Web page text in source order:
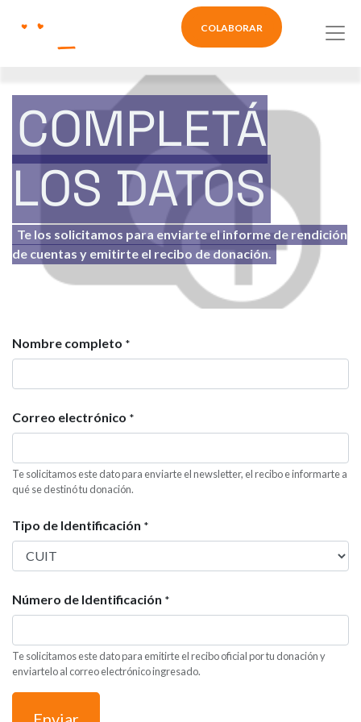
COLABORAR
COMPLETÁ
LOS DATOS
Te los solicitamos para enviarte el informe de rendición
de cuentas y emitirte el recibo de donación.
Nombre completo *
Correo electrónico *
Te solicitamos este dato para enviarte el newsletter, el recibo e informarte a
qué se destinó tu donación.
Tipo de Identificación *
Número de Identificación *
Te solicitamos este dato para emitirte el recibo oficial por tu donación y
enviartelo al correo electrónico ingresado.